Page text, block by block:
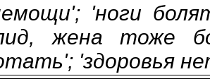
'ноги
жена тоже
'здоровья